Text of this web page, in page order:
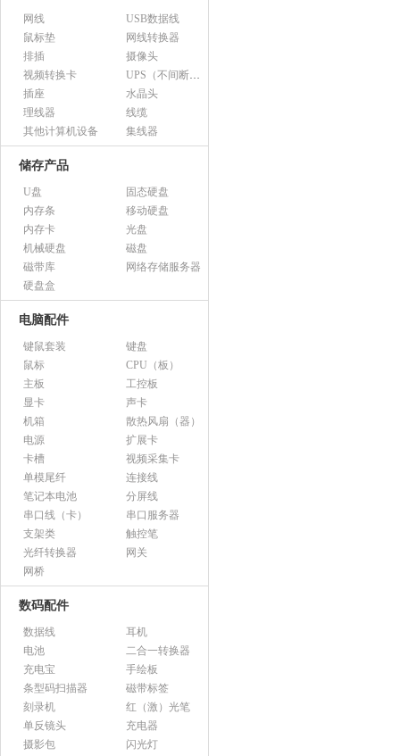
网线
USB数据线
鼠标垫
网线转换器
排插
摄像头
视频转换卡
UPS（不间断电源）
插座
水晶头
理线器
线缆
其他计算机设备
集线器
储存产品
U盘
固态硬盘
内存条
移动硬盘
内存卡
光盘
机械硬盘
磁盘
磁带库
网络存储服务器
硬盘盒
电脑配件
键鼠套装
键盘
鼠标
CPU（板）
主板
工控板
显卡
声卡
机箱
散热风扇（器）
电源
扩展卡
卡槽
视频采集卡
单模尾纤
连接线
笔记本电池
分屏线
串口线（卡）
串口服务器
支架类
触控笔
光纤转换器
网关
网桥
数码配件
数据线
耳机
电池
二合一转换器
充电宝
手绘板
条型码扫描器
磁带标签
刻录机
红（激）光笔
单反镜头
充电器
摄影包
闪光灯